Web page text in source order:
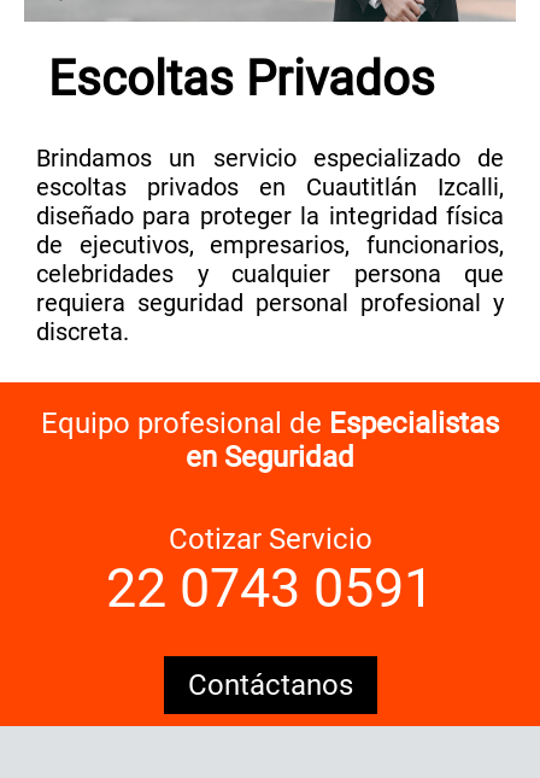
Escoltas Privados
Brindamos un servicio especializado de
escoltas privados en Cuautitlán Izcalli,
diseñado para proteger la integridad física
de ejecutivos, empresarios, funcionarios,
celebridades y cualquier persona que
requiera seguridad personal profesional y
discreta.
Equipo profesional de Especialistas
en Seguridad
Cotizar Servicio
22 0743 0591
Contáctanos